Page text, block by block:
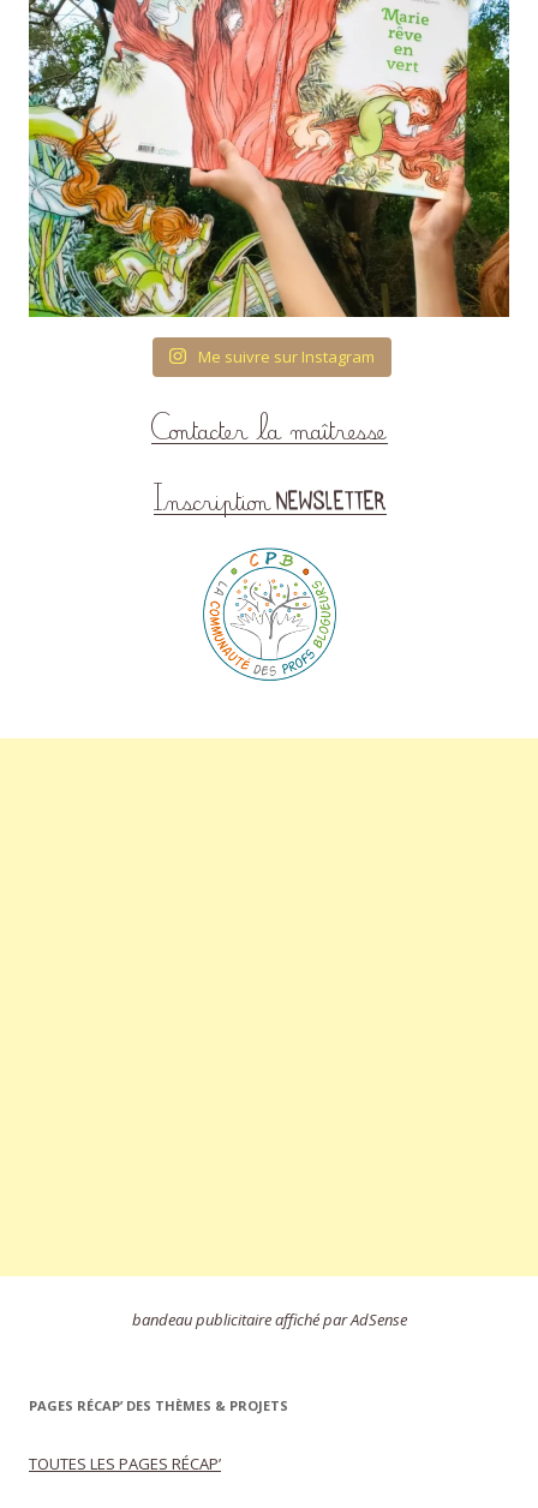
Me suivre sur Instagram
bandeau publicitaire affiché par AdSense
PAGES RÉCAP’ DES THÈMES & PROJETS
TOUTES LES PAGES RÉCAP’